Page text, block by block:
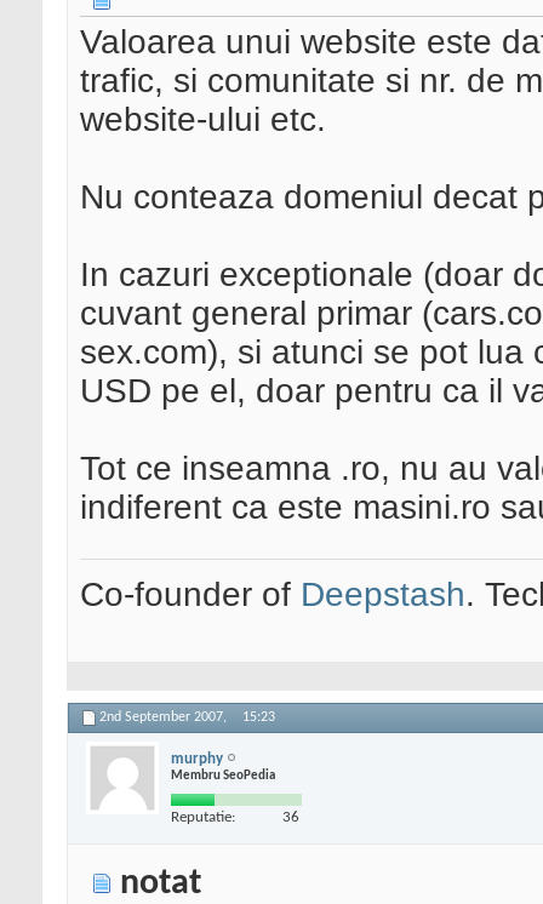
Valoarea unui website este
trafic, si comunitate si nr. de
website-ului etc.
Nu conteaza domeniul decat
In cazuri exceptionale (doar
cuvant general primar
sex.com), si atunci se pot lua
USD pe el, doar pentru ca il
Tot ce inseamna .ro, nu au
indiferent ca este masini.ro
Co-founder of Deepstash.
2nd September 2007, 15:23
murphy
Membru SeoPedia
Reputatie: 36
notat